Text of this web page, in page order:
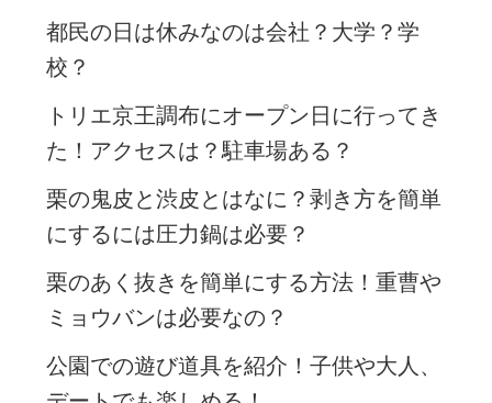
都民の日は休みなのは会社？大学？学
校？
トリエ京王調布にオープン日に行ってき
た！アクセスは？駐車場ある？
栗の鬼皮と渋皮とはなに？剥き方を簡単
にするには圧力鍋は必要？
栗のあく抜きを簡単にする方法！重曹や
ミョウバンは必要なの？
公園での遊び道具を紹介！子供や大人、